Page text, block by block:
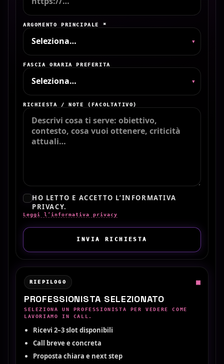
ARGOMENTO PRINCIPALE *
▾
FASCIA ORARIA PREFERITA
▾
RICHIESTA / NOTE (FACOLTATIVO)
HO LETTO E ACCETTO L’INFORMATIVA
PRIVACY.
Leggi l’informativa privacy
INVIA RICHIESTA
RIEPILOGO ▣
PROFESSIONISTA SELEZIONATO
SELEZIONA UN PROFESSIONISTA PER VEDERE COME
LAVORIAMO IN CALL.
Ricevi 2–3 slot disponibili
Call breve e concreta
Proposta chiara e next step